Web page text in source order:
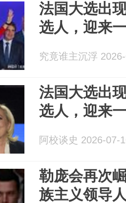
法国大选出
选人，迎来
究竟谁主沉浮
法国大选出
选人，迎来
阿校谈史 2026-07-
勒庞会再次
族主义领导